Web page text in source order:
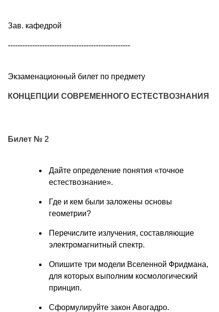
Зав. кафедрой
--------------------------------------------------
Экзаменационный билет по предмету
КОНЦЕПЦИИ СОВРЕМЕННОГО ЕСТЕСТВОЗНАНИЯ
Билет № 2
Дайте определение понятия «точное
естествознание».
Где и кем были заложены основы
геометрии?
Перечислите излучения, составляющие
электромагнитный спектр.
Опишите три модели Вселенной Фридмана,
для которых выполним космологический
принцип.
Сформулируйте закон Авогадро.